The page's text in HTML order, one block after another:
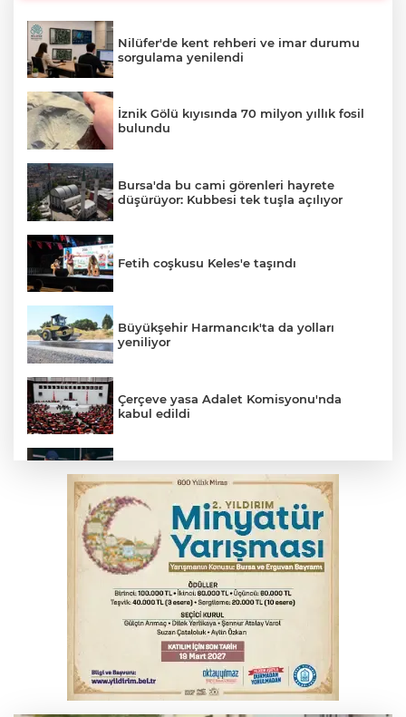
Nilüfer'de kent rehberi ve imar durumu
sorgulama yenilendi
İznik Gölü kıyısında 70 milyon yıllık fosil
bulundu
Bursa'da bu cami görenleri hayrete
düşürüyor: Kubbesi tek tuşla açılıyor
Fetih coşkusu Keles'e taşındı
Büyükşehir Harmancık'ta da yolları
yeniliyor
Çerçeve yasa Adalet Komisyonu'nda
kabul edildi
kişi tutuklandı
İnegöl’de yangın paniği! Apartmana
sıçrayan alevler söndürüldü
Serbest piyasada döviz fiyatları
Otomobil kanala uçtu: 2 yaralı